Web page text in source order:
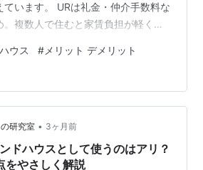
ています。 URは礼金・仲介手数料な
。複数人で住むと家賃負担が軽くな
選択肢｜ゆるく暮らす新しい住ま
ウスはできるの？ ● できる理由 ■
するメリット ● 家賃を分け合える
● 初期費用が安い ■ 注意点：URで
に知っておくこと ● 入居申請時に
ウス # メリット デメリット
研究室 • 3ヶ月前
ドハウスとして使うのはアリ？
をやさしく解説